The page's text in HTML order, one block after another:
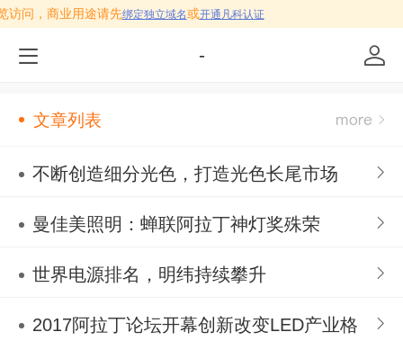
访问，商业用途请先绑定独立域名或开通凡科认证
-
文章列表
不断创造细分光色，打造光色长尾市场
曼佳美照明：蝉联阿拉丁神灯奖殊荣
世界电源排名，明纬持续攀升
2017阿拉丁论坛开幕创新改变LED产业格